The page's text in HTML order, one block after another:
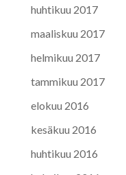
huhtikuu 2017
maaliskuu 2017
helmikuu 2017
tammikuu 2017
elokuu 2016
kesäkuu 2016
huhtikuu 2016